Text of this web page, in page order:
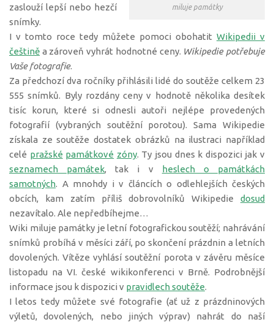
miluje památky
zaslouží lepší nebo hezčí
snímky.
I v tomto roce tedy můžete pomoci obohatit Wikipedii v
češtině a zároveň vyhrát hodnotné ceny. Wikipedie potřebuje
Vaše fotografie.
Za předchozí dva ročníky přihlásili lidé do soutěže celkem 23
555 snímků. Byly rozdány ceny v hodnotě několika desítek
tisíc korun, které si odnesli autoři nejlépe provedených
fotografií (vybraných soutěžní porotou). Sama Wikipedie
získala ze soutěže dostatek obrázků na ilustraci například
celé pražské památkové zóny. Ty jsou dnes k dispozici jak v
seznamech památek, tak i v heslech o památkách
samotných. A mnohdy i v článcích o odlehlejších českých
obcích, kam zatím příliš dobrovolníků Wikipedie dosud
nezavítalo. Ale nepředbíhejme…
Wiki miluje památky je letní fotografickou soutěží; nahrávání
snímků probíhá v měsíci září, po skončení prázdnin a letních
dovolených. Vítěze vyhlásí soutěžní porota v závěru měsíce
listopadu na VI. české wikikonferenci v Brně. Podrobnější
informace jsou k dispozici v pravidlech soutěže.
I letos tedy můžete své fotografie (ať už z prázdninových
výletů, dovolených, nebo jiných výprav) nahrát do naší